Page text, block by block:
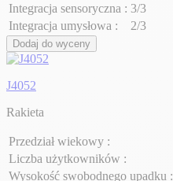
Integracja sensoryczna : 3/3
Integracja umysłowa :
2/3
Dodaj do wyceny
J4052
Rakieta
Przedział wiekowy :
Liczba użytkowników :
Wysokość swobodnego upadku :